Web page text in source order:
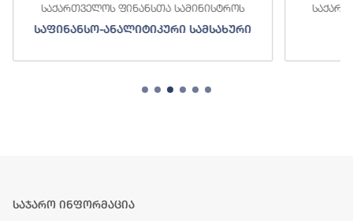
საქართველოს ფინანსთა სამინისტროს
საფინანსო-ანალიტიკური სამსახური
საჯარო ინფორმაცია